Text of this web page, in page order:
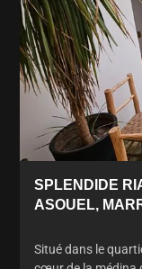
SPLENDIDE
ASOUEL,
Situé dans le